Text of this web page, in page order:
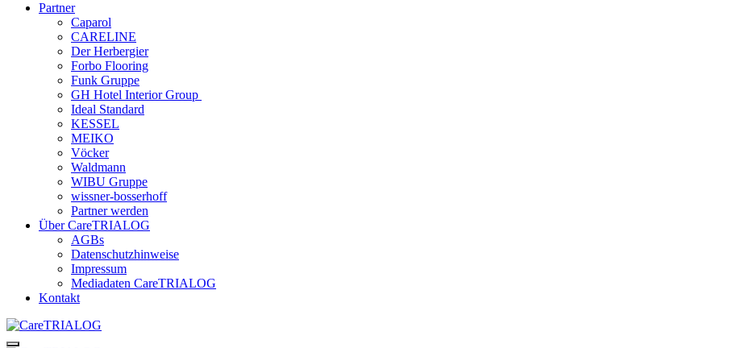
Partner
Caparol
CARELINE
Der Herbergier
Forbo Flooring
Funk Gruppe
GH Hotel Interior Group
Ideal Standard
KESSEL
MEIKO
Vöcker
Waldmann
WIBU Gruppe
wissner-bosserhoff
Partner werden
Über CareTRIALOG
AGBs
Datenschutzhinweise
Impressum
Mediadaten CareTRIALOG
Kontakt